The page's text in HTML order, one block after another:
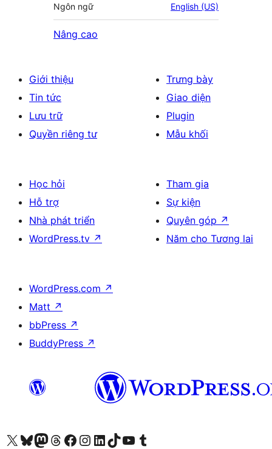
Ngôn ngữ English (US)
Nâng cao
Giới thiệu
Tin tức
Lưu trữ
Quyền riêng tư
Trưng bày
Giao diện
Plugin
Mẫu khối
Học hỏi
Hỗ trợ
Nhà phát triển
WordPress.tv ↗
Tham gia
Sự kiện
Quyên góp ↗
Năm cho Tương lai
WordPress.com ↗
Matt ↗
bbPress ↗
BuddyPress ↗
Truy cập tài khoản X (trước đây là Twitter) của chúng tôiVisit our Bluesky account
Visit our Mastodon account
Visit our Threads account
Xem trang Facebook của chúng tôiTruy cập tài khoản Instagram của chúng tôiTruy cập tài khoản LinkedIn của chúng tôiVisit our TikTok account
Truy cập kênh YouTube của chúng tôi Visit our Tumblr account